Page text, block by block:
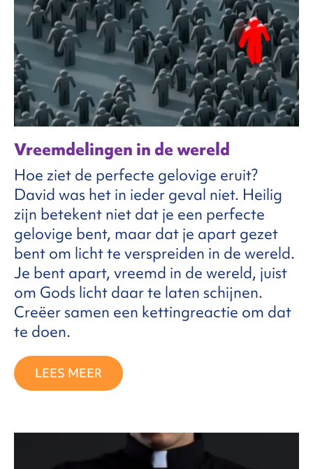
Vreemdelingen in de wereld
Hoe ziet de perfecte gelovige eruit?
David was het in ieder geval niet. Heilig
zijn betekent niet dat je een perfecte
gelovige bent, maar dat je apart gezet
bent om licht te verspreiden in de wereld.
Je bent apart, vreemd in de wereld, juist
om Gods licht daar te laten schijnen.
Creëer samen een kettingreactie om dat
te doen.
LEES MEER